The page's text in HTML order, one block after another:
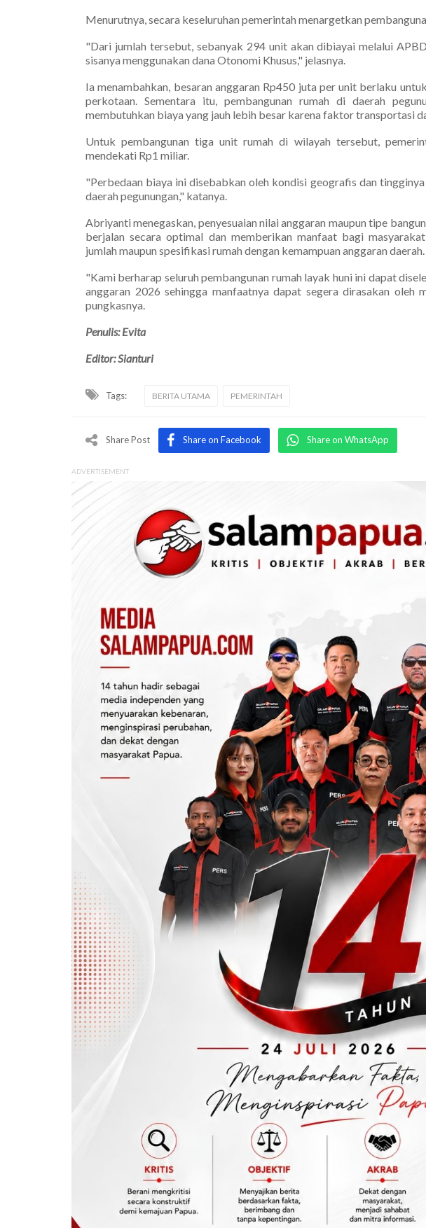
Menurutnya, secara keseluruhan pemerintah menargetkan
"Dari jumlah tersebut, sebanyak 294 unit akan dibiayai melalui
sisanya menggunakan dana Otonomi Khusus," jelasnya.
Ia menambahkan, besaran anggaran Rp450 juta per unit berlaku
perkotaan. Sementara itu, pembangunan rumah di daerah
membutuhkan biaya yang jauh lebih besar karena faktor transportasi
Untuk pembangunan tiga unit rumah di wilayah tersebut,
mendekati Rp1 miliar.
"Perbedaan biaya ini disebabkan oleh kondisi geografis dan
daerah pegunungan," katanya.
Abriyanti menegaskan, penyesuaian nilai anggaran maupun tipe
berjalan secara optimal dan memberikan manfaat bagi
jumlah maupun spesifikasi rumah dengan kemampuan anggaran daerah.
"Kami berharap seluruh pembangunan rumah layak huni ini dapat
anggaran 2026 sehingga manfaatnya dapat segera dirasakan oleh
pungkasnya.
Penulis: Evita
Editor: Sianturi
Tags: BERITA UTAMA PEMERINTAH
Share Post Share on Facebook Share on WhatsApp
ADVERTISEMENT